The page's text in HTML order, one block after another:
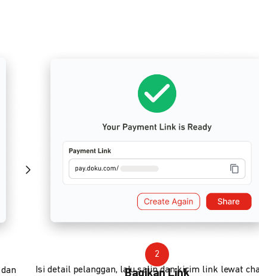
2
Bagikan Link
Isi detail pelanggan, lalu salin dan kirim link lewat